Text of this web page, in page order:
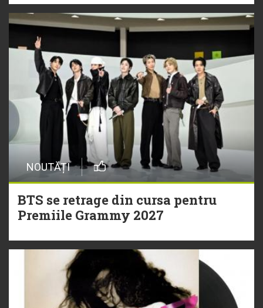
NOUTĂȚI
BTS se retrage din cursa pentru
Premiile Grammy 2027